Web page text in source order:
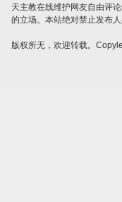
天主教在线维护网友自由评
的立场。本站绝对禁止发布
版权所无，欢迎转载。